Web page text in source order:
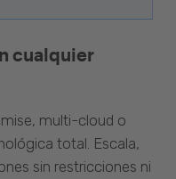
cualquier
multi-cloud o
total. Escala,
sin restricciones ni